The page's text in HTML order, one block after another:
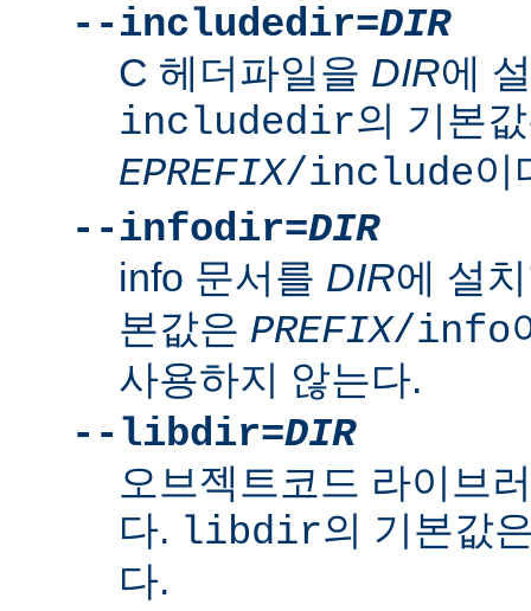
--includedir=DIR
C 헤더파일을 DIR에
includedir의 기본
EPREFIX/include이
--infodir=DIR
info 문서를 DIR에 설
본값은 PREFIX/info
사용하지 않는다.
--libdir=DIR
오브젝트코드 라이브
다. libdir의 기본값
다.